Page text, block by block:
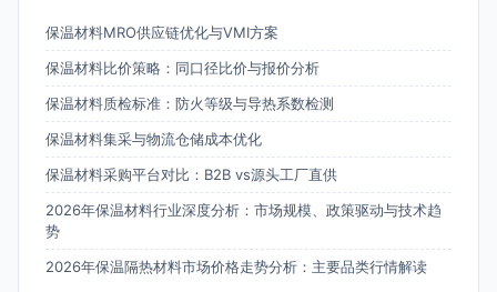
保温材料MRO供应链优化与VMI方案
保温材料比价策略：同口径比价与报价分析
保温材料质检标准：防火等级与导热系数检测
保温材料集采与物流仓储成本优化
保温材料采购平台对比：B2B vs源头工厂直供
2026年保温材料行业深度分析：市场规模、政策驱动与技术趋
势
2026年保温隔热材料市场价格走势分析：主要品类行情解读